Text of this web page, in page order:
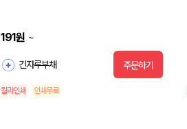
191원 ~
긴자루부채 주문하기
칼라인쇄 인쇄무료